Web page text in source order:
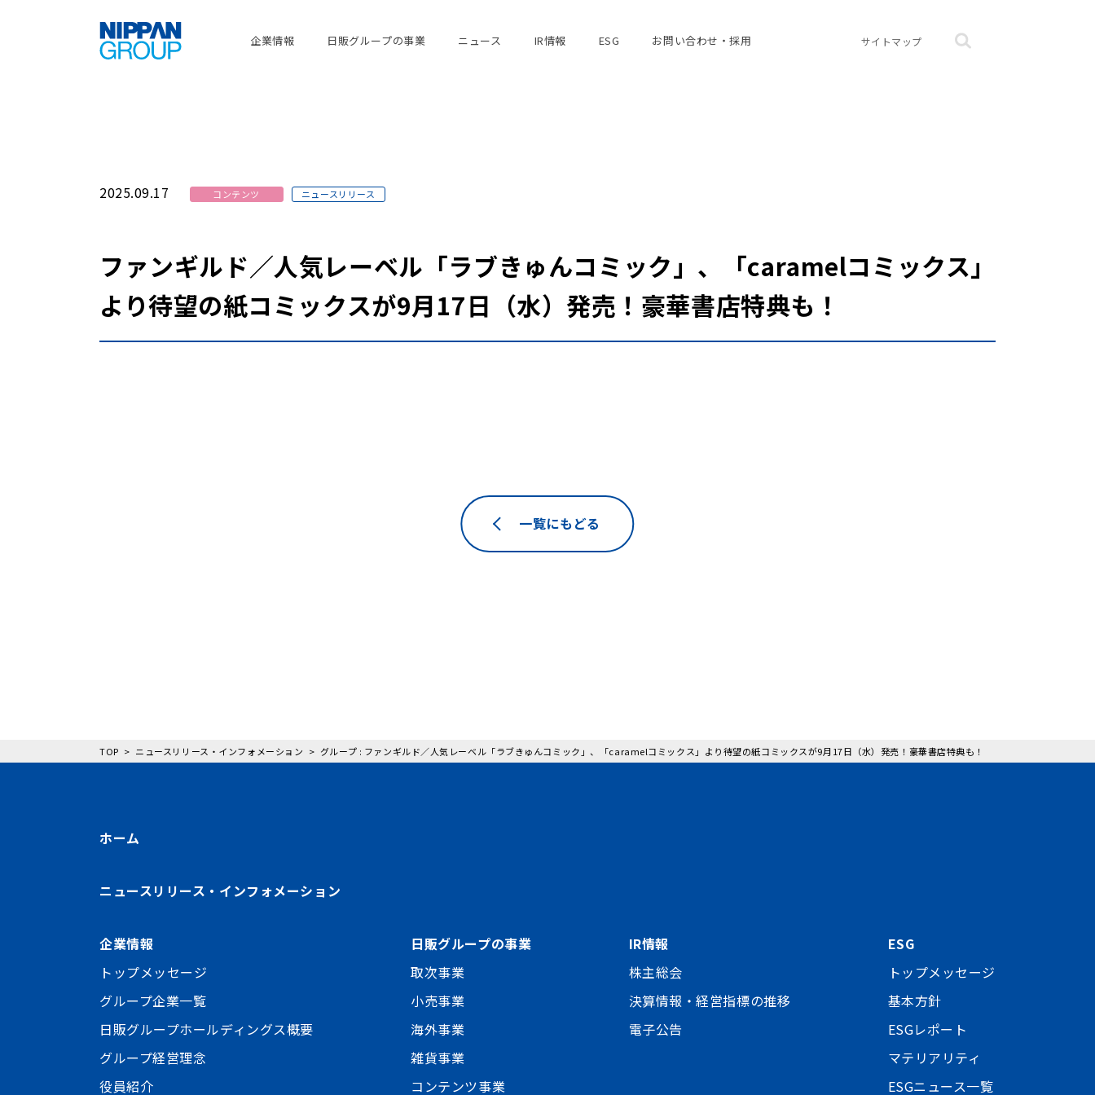
企業情報 日販グループの事業 ニュース IR情報 ESG お問い合わせ・採用 サイトマップ
2025.09.17 コンテンツ ニュースリリース
ファンギルド／人気レーベル「ラブきゅんコミック」、「caramelコミックス」
より待望の紙コミックスが9月17日（水）発売！豪華書店特典も！
一覧にもどる
TOP ニュースリリース・インフォメーション グループ : ファンギルド／人気レーベル「ラブきゅんコミック」、「caramelコミックス」より待望の紙コミックスが9月17日（水）発売！豪華書店特典も！
ホーム
ニュースリリース・インフォメーション
企業情報
トップメッセージ
グループ企業一覧
日販グループホールディングス概要
グループ経営理念
役員紹介
日販グループの事業
取次事業
小売事業
海外事業
雑貨事業
コンテンツ事業
IR情報
株主総会
決算情報・経営指標の推移
電子公告
ESG
トップメッセージ
基本方針
ESGレポート
マテリアリティ
ESGニュース一覧